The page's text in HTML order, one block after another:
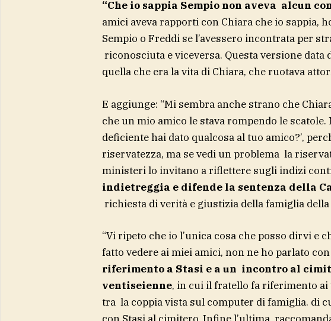
“Che io sappia Sempio non aveva alcun
amici aveva rapporti con Chiara che io sappia,
Sempio o Freddi se l’avessero incontrata per
riconosciuta e viceversa. Questa versione
quella che era la vita di Chiara, che ruotava
E aggiunge: “Mi sembra anche strano che
che un mio amico le stava rompendo le
deficiente hai dato qualcosa al tuo amico?’,
riservatezza, ma se vedi un problema la
ministeri lo invitano a riflettere sugli indizi
indietreggia e difende la sentenza della
richiesta di verità e giustizia della famiglia
“Vi ripeto che io l’unica cosa che posso dirvi e
fatto vedere ai miei amici, non ne ho parlato
riferimento a Stasi e a un incontro al
ventiseienne, in cui il fratello fa riferimento ai
tra la coppia vista sul computer di famiglia. di